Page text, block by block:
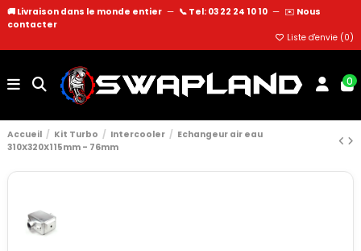
🚚 Livraison dans le monde entier — 📞 Tel: 03 22 24 10 10 — ✉️ Nous
contacter
Liste d'envie (0)
0
Accueil Kit Turbo Intercooler
Echangeur air eau
310X320X115mm - 76mm